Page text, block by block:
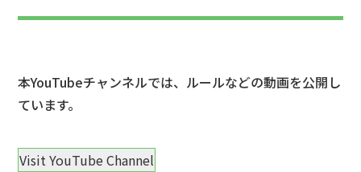
本YouTubeチャンネルでは、ルールなどの動画を公開し
ています。
Visit YouTube Channel